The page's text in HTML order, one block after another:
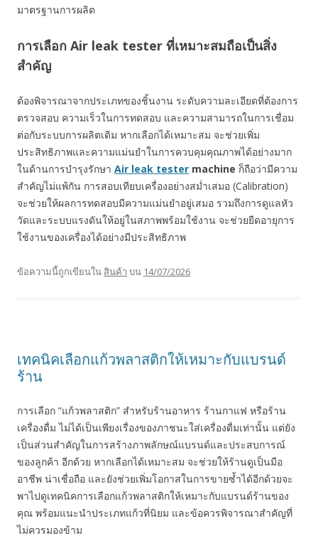
มาตรฐานการผลิต
การเลือก Air leak tester ที่เหมาะสมถือเป็นสิ่ง
สำคัญ
ต้องพิจารณาจากประเภทของชิ้นงาน ระดับความละเอียดที่ต้องการ
ตรวจสอบ ความเร็วในการทดสอบ และความสามารถในการเชื่อม
ต่อกับระบบการผลิตเดิม หากเลือกได้เหมาะสม จะช่วยเพิ่ม
ประสิทธิภาพและความแม่นยำในการควบคุมคุณภาพได้อย่างมาก
ในด้านการบำรุงรักษา Air leak tester machine ก็ถือว่ามีความ
สำคัญไม่แพ้กัน การสอบเทียบเครื่องอย่างสม่ำเสมอ (Calibration)
จะช่วยให้ผลการทดสอบมีความแม่นยำอยู่เสมอ รวมถึงการดูแลหัว
วัดและระบบแรงดันให้อยู่ในสภาพพร้อมใช้งาน จะช่วยยืดอายุการ
ใช้งานของเครื่องได้อย่างมีประสิทธิภาพ
ข้อความนี้ถูกเขียนใน สินค้า บน 14/07/2026
เทคนิคเลือกแก้วพลาสติกให้เหมาะกับแบรนด์
ร้าน
การเลือก “แก้วพลาสติก” สำหรับร้านอาหาร ร้านกาแฟ หรือร้าน
เครื่องดื่ม ไม่ได้เป็นเพียงเรื่องของภาชนะใส่เครื่องดื่มเท่านั้น แต่ยัง
เป็นส่วนสำคัญในการสร้างภาพลักษณ์แบรนด์และประสบการณ์
ของลูกค้า อีกด้วย หากเลือกได้เหมาะสม จะช่วยให้ร้านดูเป็นมือ
อาชีพ น่าเชื่อถือ และยังช่วยเพิ่มโอกาสในการขายซ้ำได้อีกด้วยจะ
พาไปดูเทคนิคการเลือกแก้วพลาสติกให้เหมาะกับแบรนด์ร้านของ
คุณ พร้อมแนะนำประเภทแก้วที่นิยม และข้อควรพิจารณาสำคัญที่
ไม่ควรมองข้าม